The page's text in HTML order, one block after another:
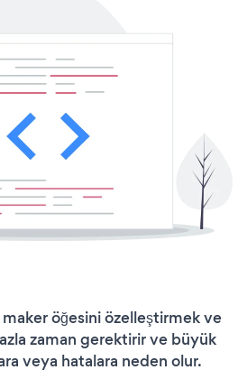
öğesini özelleştirmek ve
zaman gerektirir ve büyük
veya hatalara neden olur.